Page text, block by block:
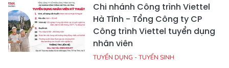
Chi nhánh Công trình Viettel
Hà Tĩnh - Tổng Công ty CP
Công trình Viettel tuyển dụng
nhân viên
TUYỂN DỤNG - TUYỂN SINH